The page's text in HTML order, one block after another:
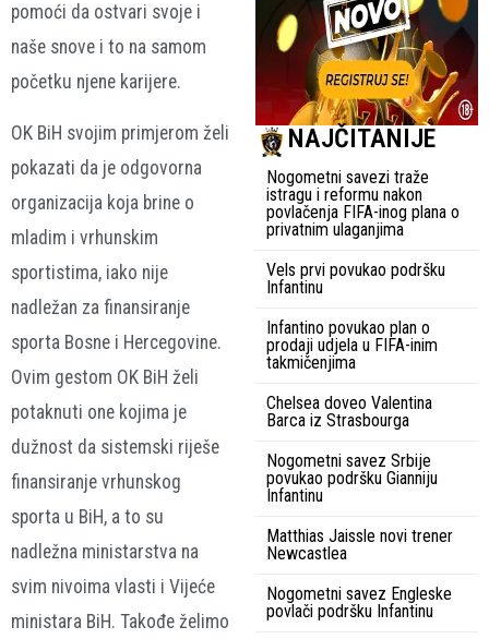
pomoći da ostvari svoje i
naše snove i to na samom
početku njene karijere.
OK BiH svojim primjerom želi
pokazati da je odgovorna
organizacija koja brine o
mladim i vrhunskim
sportistima, iako nije
nadležan za finansiranje
sporta Bosne i Hercegovine.
Ovim gestom OK BiH želi
potaknuti one kojima je
dužnost da sistemski riješe
finansiranje vrhunskog
sporta u BiH, a to su
nadležna ministarstva na
svim nivoima vlasti i Vijeće
ministara BiH. Takođe želimo
NAJČITANIJE
Nogometni savezi traže
istragu i reformu nakon
povlačenja FIFA-inog plana o
privatnim ulaganjima
Vels prvi povukao podršku
Infantinu
Infantino povukao plan o
prodaji udjela u FIFA-inim
takmičenjima
Chelsea doveo Valentina
Barca iz Strasbourga
Nogometni savez Srbije
povukao podršku Gianniju
Infantinu
Matthias Jaissle novi trener
Newcastlea
Nogometni savez Engleske
povlači podršku Infantinu